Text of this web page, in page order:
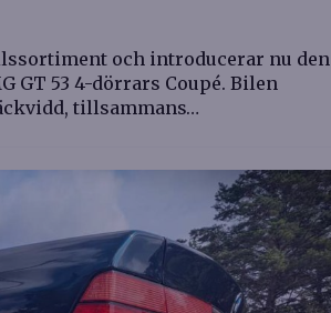
och introducerar nu den
GT 53 4-dörrars Coupé. Bilen
tillsammans…